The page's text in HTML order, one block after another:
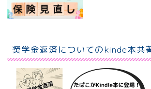
奨学金返済についてのkinde本共